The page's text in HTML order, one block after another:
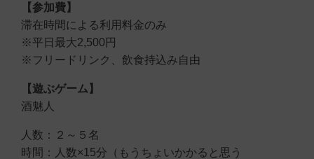
【参加費】
滞在時間による利用料金のみ
※平日最大2,500円
※フリードリンク、飲食持込み自由
【遊ぶゲーム】
酒魅人
人数：２～５名
時間：人数×15分（もうちょいかかると思う